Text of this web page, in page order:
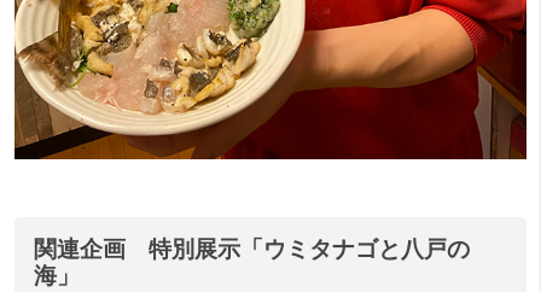
関連企画 特別展示「ウミタナゴと八戸の
海」